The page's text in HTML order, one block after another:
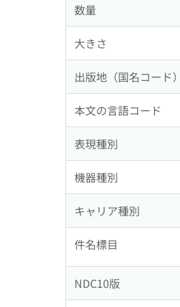
数量
大きさ
出版地（国名コード）
本文の言語コード
表現種別
機器種別
キャリア種別
件名標目
NDC10版